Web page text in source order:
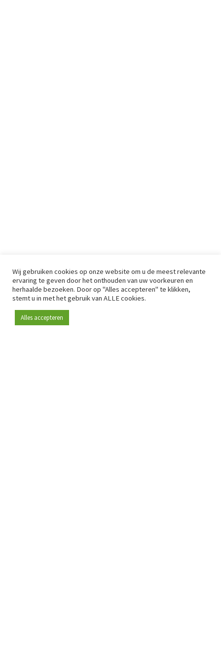
Wij gebruiken cookies op onze website om u de meest relevante
ervaring te geven door het onthouden van uw voorkeuren en
herhaalde bezoeken. Door op "Alles accepteren" te klikken,
stemt u in met het gebruik van ALLE cookies.
Alles accepteren